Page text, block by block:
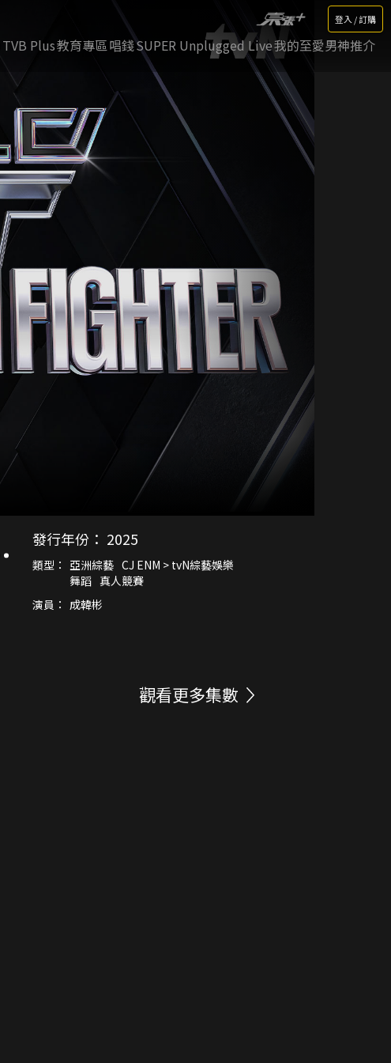
登入 / 訂購
TVB Plus教育專區唱錢SUPER Unplugged Live我的至愛男神推介
發行年份： 2025
類型： 亞洲綜藝 CJ ENM > tvN綜藝娛樂
舞蹈 真人競賽
演員： 成韓彬
觀看更多集數